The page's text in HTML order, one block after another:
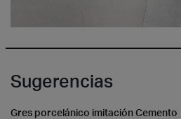
Sugerencias
Gres porcelánico imitación Cemento